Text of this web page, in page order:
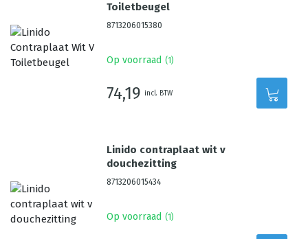
Toiletbeugel
8713206015380
Op voorraad (1 )
74,19 incl. BTW
Linido contraplaat wit v
douchezitting
8713206015434
Op voorraad (1 )